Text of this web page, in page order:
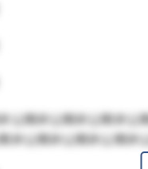
公開非公開非公開非公
非公開非公開非公開非